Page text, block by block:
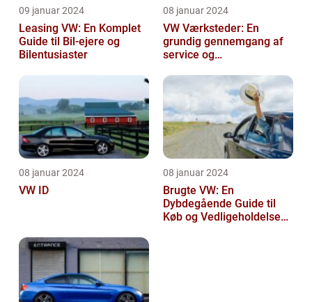
09 januar 2024
Leasing VW: En Komplet
Guide til Bil-ejere og
Bilentusiaster
08 januar 2024
VW Værksteder: En
grundig gennemgang af
service og
08 januar 2024
VW ID
08 januar 2024
Brugte VW: En
Dybdegående Guide til
Køb og Vedligeholdelse